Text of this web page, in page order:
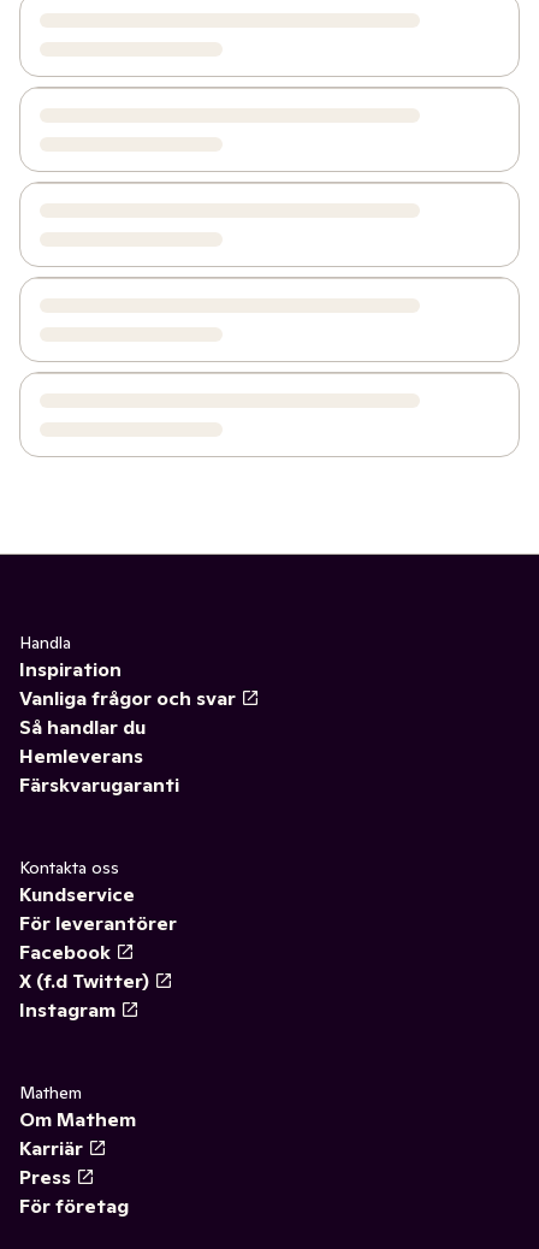
Handla
Inspiration
Vanliga frågor och svar
Så handlar du
Hemleverans
Färskvarugaranti
Kontakta oss
Kundservice
För leverantörer
Facebook
X (f.d Twitter)
Instagram
Mathem
Om Mathem
Karriär
Press
För företag